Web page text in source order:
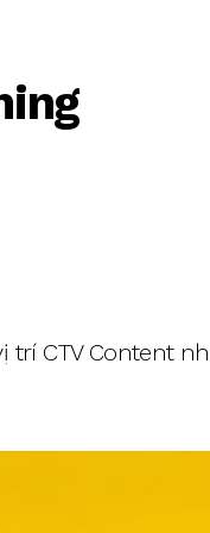
CTV Content